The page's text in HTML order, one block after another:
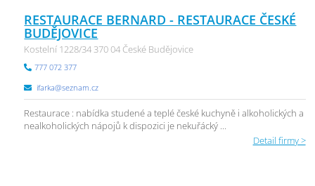
RESTAURACE BERNARD - RESTAURACE ČESKÉ
BUDĚJOVICE
Kostelní 1228/34 370 04 České Budějovice
777 072 377
ifarka@seznam.cz
Restaurace : nabídka studené a teplé české kuchyně i alkoholických a
nealkoholických nápojů k dispozici je nekuřácký ...
Detail firmy >